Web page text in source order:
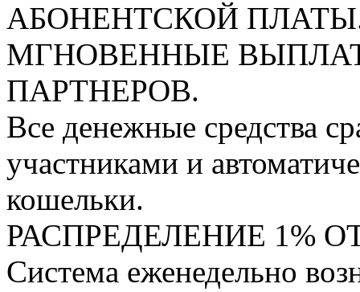
АБОНЕНТСКОЙ
МГНОВЕННЫЕ
ПАРТНЕРОВ.
Все денежные средства
участниками и
кошельки.
РАСПРЕДЕЛЕНИЕ 1%
Система еженедельно